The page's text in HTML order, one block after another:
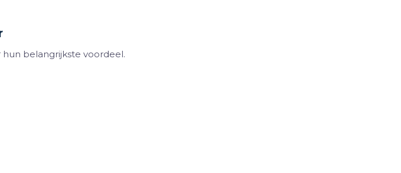
belangrijkste voordeel.